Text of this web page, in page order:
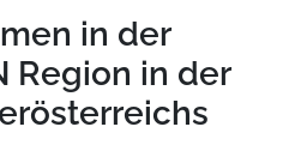
in der
Region in der